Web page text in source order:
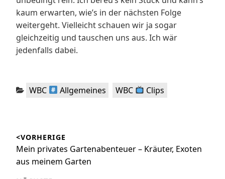
kaum erwarten, wie’s in der nächsten Folge
weitergeht. Vielleicht schauen wir ja sogar
gleichzeitig und tauschen uns aus. Ich wär
jedenfalls dabei.
Kategorien:
WBC Allgemeines WBC Clips
<VORHERIGE
Vorheriger
Beitrag:
Mein privates Gartenabenteuer – Kräuter, Exoten
aus meinem Garten